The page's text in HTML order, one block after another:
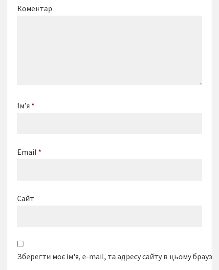
Коментар
Ім’я *
Email *
Сайт
Зберегти моє ім'я, e-mail, та адресу сайту в цьому